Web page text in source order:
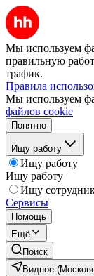
Мы используем
правильную
трафик.
Правила
Мы используем
файлов cookie
Понятно
Ищу работу
Ищу работу
Ищу работу
Ищу
Сервисы
Помощь
Ещё
Поиск
Видное